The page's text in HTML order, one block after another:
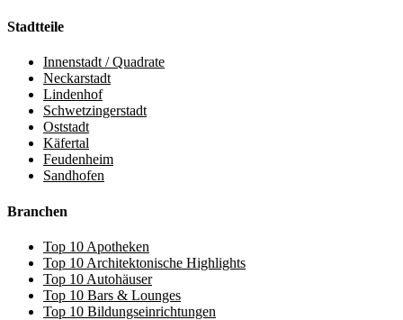
Stadtteile
Innenstadt / Quadrate
Neckarstadt
Lindenhof
Schwetzingerstadt
Oststadt
Käfertal
Feudenheim
Sandhofen
Branchen
Top 10 Apotheken
Top 10 Architektonische Highlights
Top 10 Autohäuser
Top 10 Bars & Lounges
Top 10 Bildungseinrichtungen